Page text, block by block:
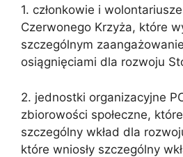
1. członkowie i
Czerwonego Krzyża, które
szczególnym
osiągnięciami dla rozwoju
2. jednostki organizacyjne
zbiorowości społeczne,
szczególny wkład dla
które wniosły szczególny